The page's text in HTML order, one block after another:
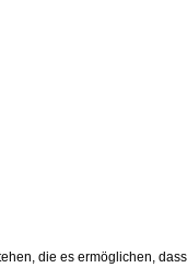
die es ermöglichen,